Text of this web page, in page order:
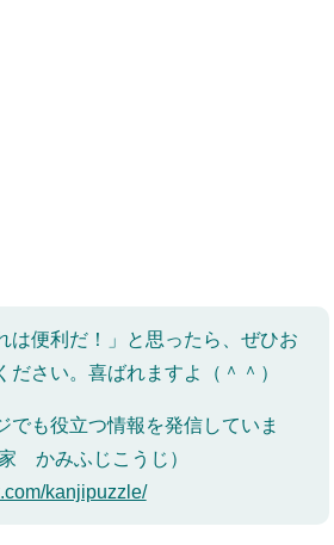
は便利だ！」と思ったら、ぜひお
ださい。喜ばれますよ（＾＾）
でも役立つ情報を発信していま
かみふじこうじ）
kanjipuzzle/